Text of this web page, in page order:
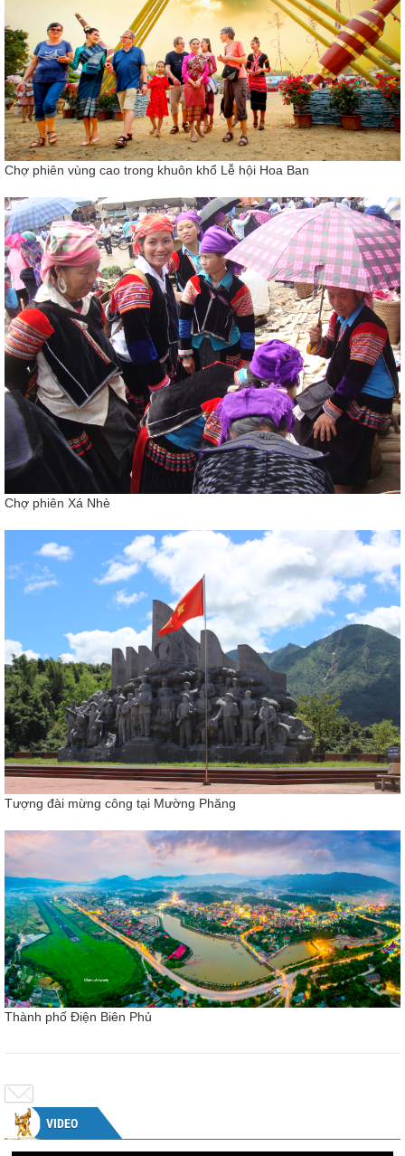
Chợ phiên vùng cao trong khuôn khổ Lễ hội Hoa Ban
Chợ phiên Xá Nhè
Tượng đài mừng công tại Mường Phăng
Thành phố Điện Biên Phủ
VIDEO